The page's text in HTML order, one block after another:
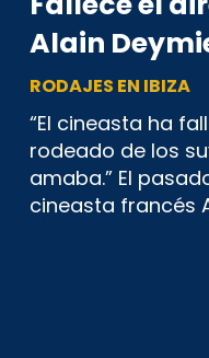
Alain
RODAJES EN IBIZA
“El cineasta ha
rodeado de los
amaba.” El
cineasta francés